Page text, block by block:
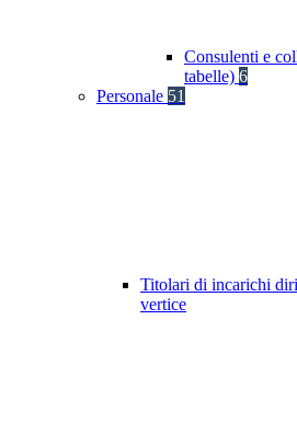
Consulenti e
tabelle) 6
Personale 51
Titolari di incarichi
vertice